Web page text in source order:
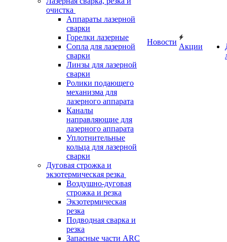
очистка
Аппараты лазерной
сварки
Горелки лазерные
Сопла для лазерной
сварки
Линзы для лазерной
сварки
Ролики подающего
механизма для
лазерного аппарата
Каналы
направляющие для
лазерного аппарата
Уплотнительные
кольца для лазерной
сварки
Дуговая строжка и
экзотермическая резка
Воздушно-дуговая
строжка и резка
Экзотермическая
резка
Подводная сварка и
резка
Запасные части ARC
Новости
Акции